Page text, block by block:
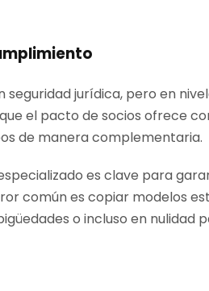
jurídica, pero en
el pacto de socios ofrece
de manera complementaria.
es clave para
común es copiar modelos
o incluso en nulidad